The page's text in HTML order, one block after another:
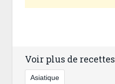
Voir plus de recettes
Asiatique